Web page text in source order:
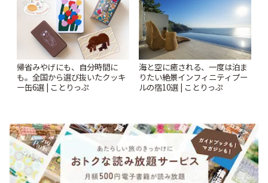
帰省みやげにも、自分時間に
も。全国から選び抜いたクッキ
ー缶6選 | ことりっぷ
海と空に癒される、一度は泊ま
りたい絶景インフィニティプー
ルの宿10選 | ことりっぷ